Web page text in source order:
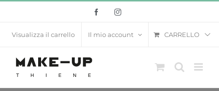
contenuto
FacebookInstagram
Visualizza il carrello Il mio account CARRELLO